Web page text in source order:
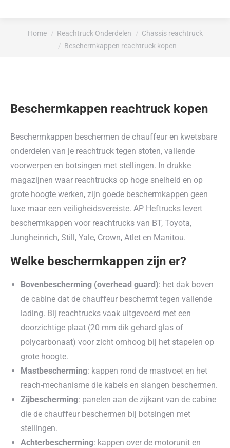
Je bent hier:
Home Reachtruck Onderdelen
Chassis reachtruck
Beschermkappen reachtruck kopen
Beschermkappen reachtruck kopen
Beschermkappen beschermen de chauffeur en kwetsbare
onderdelen van je reachtruck tegen stoten, vallende
voorwerpen en botsingen met stellingen. In drukke
magazijnen waar reachtrucks op hoge snelheid en op
grote hoogte werken, zijn goede beschermkappen geen
luxe maar een veiligheidsvereiste. AP Heftrucks levert
beschermkappen voor reachtrucks van BT, Toyota,
Jungheinrich, Still, Yale, Crown, Atlet en Manitou.
Welke beschermkappen zijn er?
Bovenbescherming (overhead guard): het dak boven
de cabine dat de chauffeur beschermt tegen vallende
lading. Bij reachtrucks vaak uitgevoerd met een
doorzichtige plaat (20 mm dik gehard glas of
polycarbonaat) voor zicht omhoog bij het stapelen op
grote hoogte.
Mastbescherming: kappen rond de mastvoet en het
reach-mechanisme die kabels en slangen beschermen.
Zijbescherming: panelen aan de zijkant van de cabine
die de chauffeur beschermen bij botsingen met
stellingen.
Achterbescherming: kappen over de motorunit en